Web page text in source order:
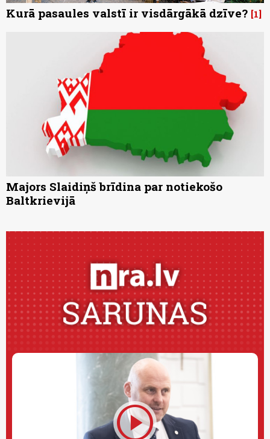
Kurā pasaules valstī ir visdārgākā dzīve? 1
Majors Slaidiņš brīdina par notiekošo
Baltkrievijā
play_circle